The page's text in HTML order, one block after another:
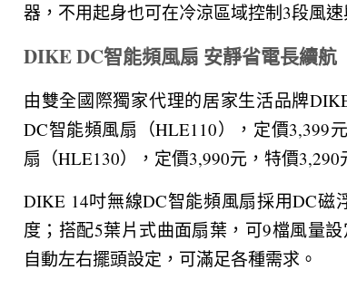
器，不用起身也可在冷涼區域控制3段風速
DIKE DC智能頻風扇 安靜省電長續航
由雙全國際獨家代理的居家生活品牌
DC智能頻風扇（HLE110），定價3,399
扇（HLE130），定價3,990元，特價3,290
DIKE 14吋無線DC智能頻風扇採用DC磁
度；搭配5葉片式曲面扇葉，可9檔風量設
自動左右擺頭設定，可滿足各種需求。